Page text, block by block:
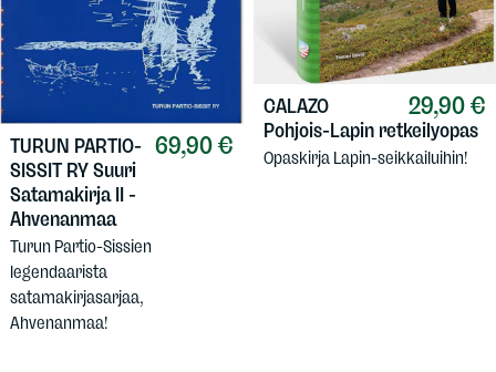
69,90 €
TURUN PARTIO-
SISSIT RYSuuri
Satamakirja II -
Ahvenanmaa
Turun Partio-Sissien
legendaarista
satamakirjasarjaa,
Ahvenanmaa!
29,90 €
CALAZO
Pohjois-Lapin retkeilyopas
Opaskirja Lapin-seikkailuihin!